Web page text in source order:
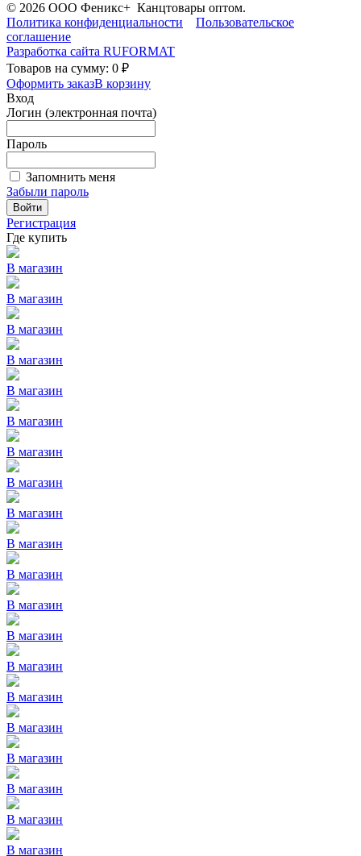
© 2026 ООО Феникс+ Канцтовары оптом.
Политика конфиденциальности
Пользовательское
соглашение
Разработка сайта RUFORMAT
Товаров на сумму: 0 ₽
Оформить заказВ корзину
Вход
Логин (электронная почта)
Пароль
Запомнить меня
Забыли пароль
Войти
Регистрация
Где купить
В магазин
В магазин
В магазин
В магазин
В магазин
В магазин
В магазин
В магазин
В магазин
В магазин
В магазин
В магазин
В магазин
В магазин
В магазин
В магазин
В магазин
В магазин
В магазин
В магазин